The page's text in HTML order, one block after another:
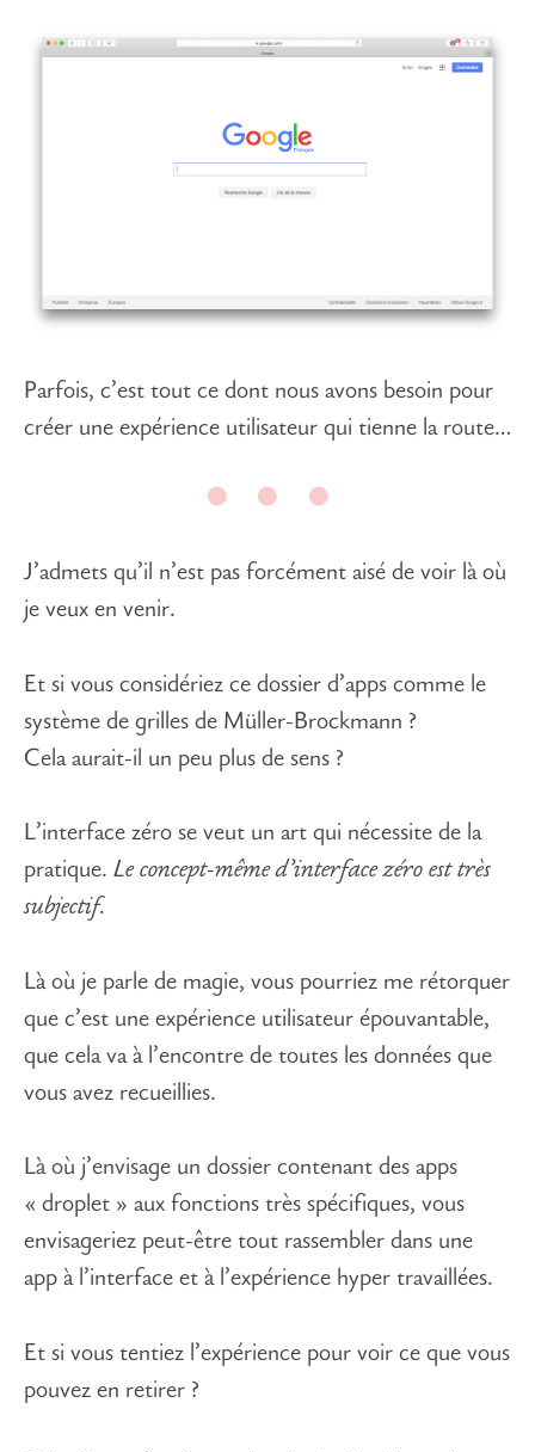
Parfois, c’est tout ce dont nous avons besoin pour
créer une expérience utilisateur qui tienne la route…
J’admets qu’il n’est pas forcément aisé de voir là où
je veux en venir.
Et si vous considériez ce dossier d’apps comme le
système de grilles de Müller-Brockmann ?
Cela aurait-il un peu plus de sens ?
L’interface zéro se veut un art qui nécessite de la
pratique. Le concept-même d’interface zéro est très
subjectif.
Là où je parle de magie, vous pourriez me rétorquer
que c’est une expérience utilisateur épouvantable,
que cela va à l’encontre de toutes les données que
vous avez recueillies.
Là où j’envisage un dossier contenant des apps
« droplet » aux fonctions très spécifiques, vous
envisageriez peut-être tout rassembler dans une
app à l’interface et à l’expérience hyper travaillées.
Et si vous tentiez l’expérience pour voir ce que vous
pouvez en retirer ?